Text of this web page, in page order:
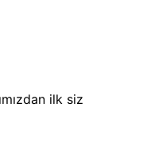
ilk siz